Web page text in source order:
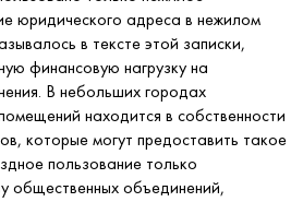
юридического адреса в нежилом
в тексте этой записки,
финансовую нагрузку на
В небольших городах
находится в собственности
которые могут предоставить такое
пользование только
общественных объединений,